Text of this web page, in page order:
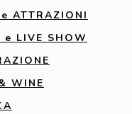
ATTRAZIONI
e LIVE SHOW
WINE